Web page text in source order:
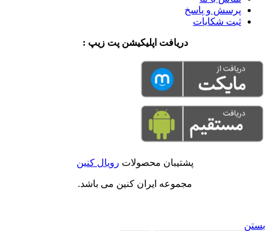
پرسش و پاسخ
ثبت شکایات
دریافت اپلیکیشن پت زیپ :
پشتیبان محصولات رویال کنین
مجموعه ایران کنین می باشد.
بستن